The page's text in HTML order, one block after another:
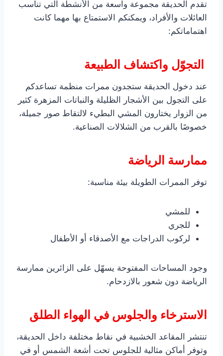
تقدم الحديقة مجموعة واسعة من الأنشطة التي تناسب
العائلات والأفراد، ويمكنكم الاستمتاع بها مهما كانت
اهتماماتكم:
التجوّل واكتشاف الطبيعة
عند دخول الحديقة ستجدون ممرات منظمة تساعدكم
على التجول بين الأشجار الظليلة والنباتات المزهرة كثير
من الزوار يختارون المشي البطيء لالتقاط صور جميلة،
خصوصًا بالقرب من الشلالات الصناعية.
ممارسة الرياضة
توفر الممرات الطويلة بيئة مناسبة:
للمشي
للجري
لركوب الدراجات مع الأصدقاء أو الأطفال
وجود المساحات المفتوحة يسهّل على الزائرين ممارسة
الرياضة دون شعور بالازدحام.
الاسترخاء والجلوس في الهواء الطلق
تنتشر المقاعد الخشبية في نقاط مختلفة داخل الحديقة،
وتوفر أماكن مثالية للجلوس تحت أشعة الشمس أو في